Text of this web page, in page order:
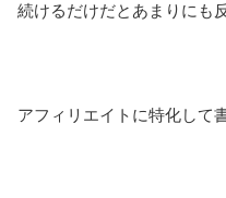
続けるだけだとあまりにも
アフィリエイトに特化して